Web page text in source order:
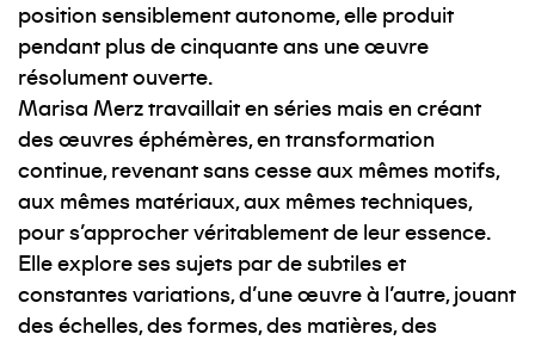
position sensiblement autonome, elle produit
pendant plus de cinquante ans une œuvre
résolument ouverte.
Marisa Merz travaillait en séries mais en créant
des œuvres éphémères, en transformation
continue, revenant sans cesse aux mêmes motifs,
aux mêmes matériaux, aux mêmes techniques,
pour s'approcher véritablement de leur essence.
Elle explore ses sujets par de subtiles et
constantes variations, d'une œuvre à l'autre, jouant
des échelles, des formes, des matières, des